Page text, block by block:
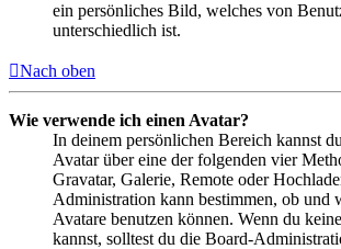
ein persönliches Bild, welches von
unterschiedlich ist.
Nach oben
Wie verwende ich einen Avatar?
In deinem persönlichen Bereich kannst
Avatar über eine der folgenden vier
Gravatar, Galerie, Remote oder
Administration kann bestimmen, ob und
Avatare benutzen können. Wenn du
kannst, solltest du die Board-